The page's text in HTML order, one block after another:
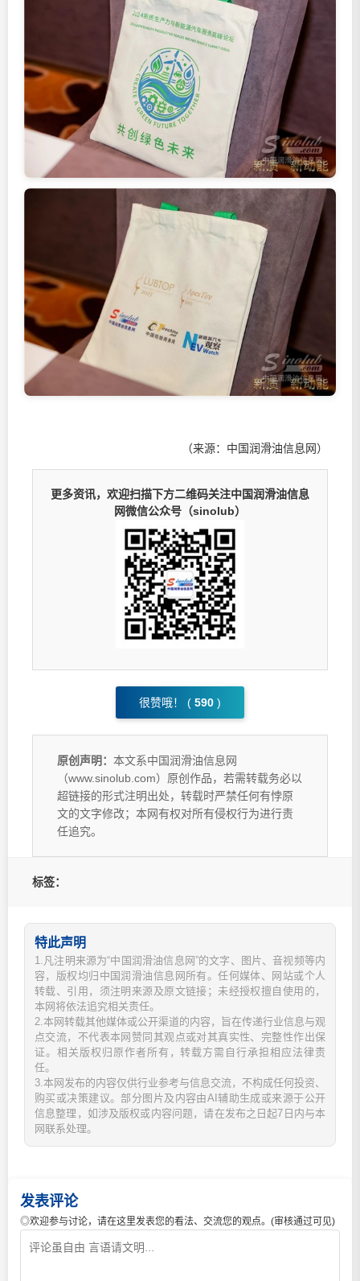
（来源：中国润滑油信息网）
更多资讯，欢迎扫描下方二维码关注中国润滑油信息
网微信公众号（sinolub）
很赞哦！ ( 590 )
原创声明： 本文系中国润滑油信息网
（www.sinolub.com）原创作品，若需转载务必以
超链接的形式注明出处，转载时严禁任何有悖原
文的文字修改；本网有权对所有侵权行为进行责
任追究。
标签：
特此声明
1.凡注明来源为“中国润滑油信息网”的文字、图片、音视频等内
容，版权均归中国润滑油信息网所有。任何媒体、网站或个人
转载、引用，须注明来源及原文链接；未经授权擅自使用的，
本网将依法追究相关责任。
2.本网转载其他媒体或公开渠道的内容，旨在传递行业信息与观
点交流，不代表本网赞同其观点或对其真实性、完整性作出保
证。相关版权归原作者所有，转载方需自行承担相应法律责
任。
3.本网发布的内容仅供行业参考与信息交流，不构成任何投资、
购买或决策建议。部分图片及内容由AI辅助生成或来源于公开
信息整理，如涉及版权或内容问题，请在发布之日起7日内与本
网联系处理。
发表评论
◎欢迎参与讨论，请在这里发表您的看法、交流您的观点。(审核通过可见)